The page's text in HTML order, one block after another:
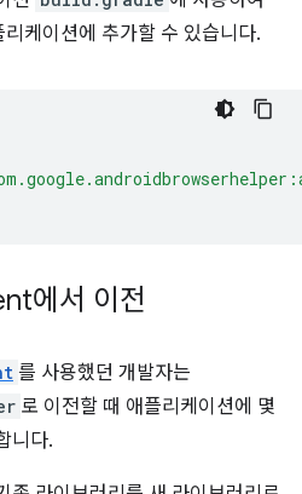
케이션에 추가할 수 있습니다.
에서 이전
를 사용했던 개발자는
로 이전할 때 애플리케이션에 몇
니다.